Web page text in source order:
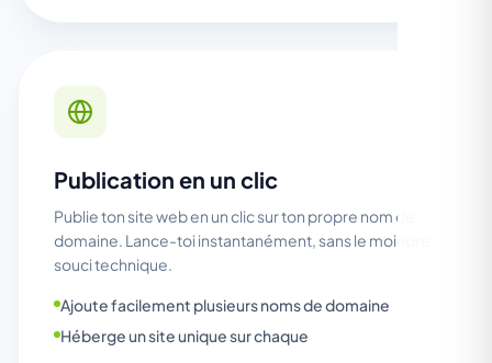
Publication en un clic
Publie ton site web en un clic sur ton propre nom de
domaine. Lance-toi instantanément, sans le moindre
souci technique.
Ajoute facilement plusieurs noms de domaine
Héberge un site unique sur chaque